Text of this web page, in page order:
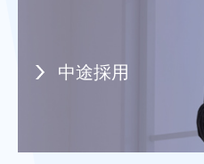
中途採用